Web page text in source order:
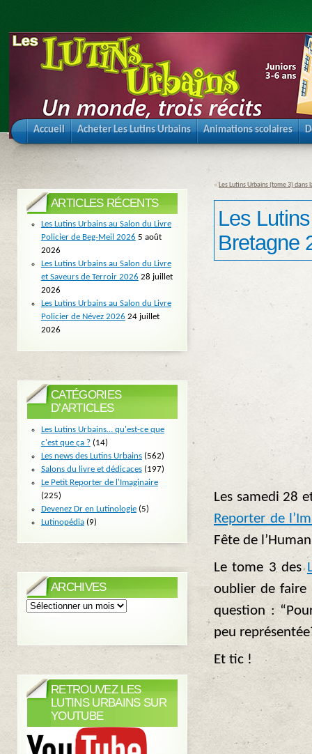
Accueil Acheter Les Lutins Urbains Animations scolaires
« Les Lutins Urbains (tome 3) dans
Les
Bretagne
Les samedi 28
Reporter de
Fête de
Le tome 3 des
oublier de faire
question :
peu
Et tic !
ARTICLES RÉCENTS
Les Lutins Urbains au Salon du Livre
Policier de Beg-Meil 2026 5 août
2026
Les Lutins Urbains au Salon du Livre
et Saveurs de Terroir 2026 28 juillet
2026
Les Lutins Urbains au Salon du Livre
Policier de Névez 2026 24 juillet
2026
CATÉGORIES
D’ARTICLES
Les Lutins Urbains… qu'est-ce que
c'est que ça ?(14)
Les news des Lutins Urbains(562)
Salons du livre et dédicaces(197)
Le Petit Reporter de l'Imaginaire
(225)
Devenez Dr en Lutinologie(5)
Lutinopédia(9)
ARCHIVES
Archives
RETROUVEZ LES
LUTINS URBAINS SUR
YOUTUBE